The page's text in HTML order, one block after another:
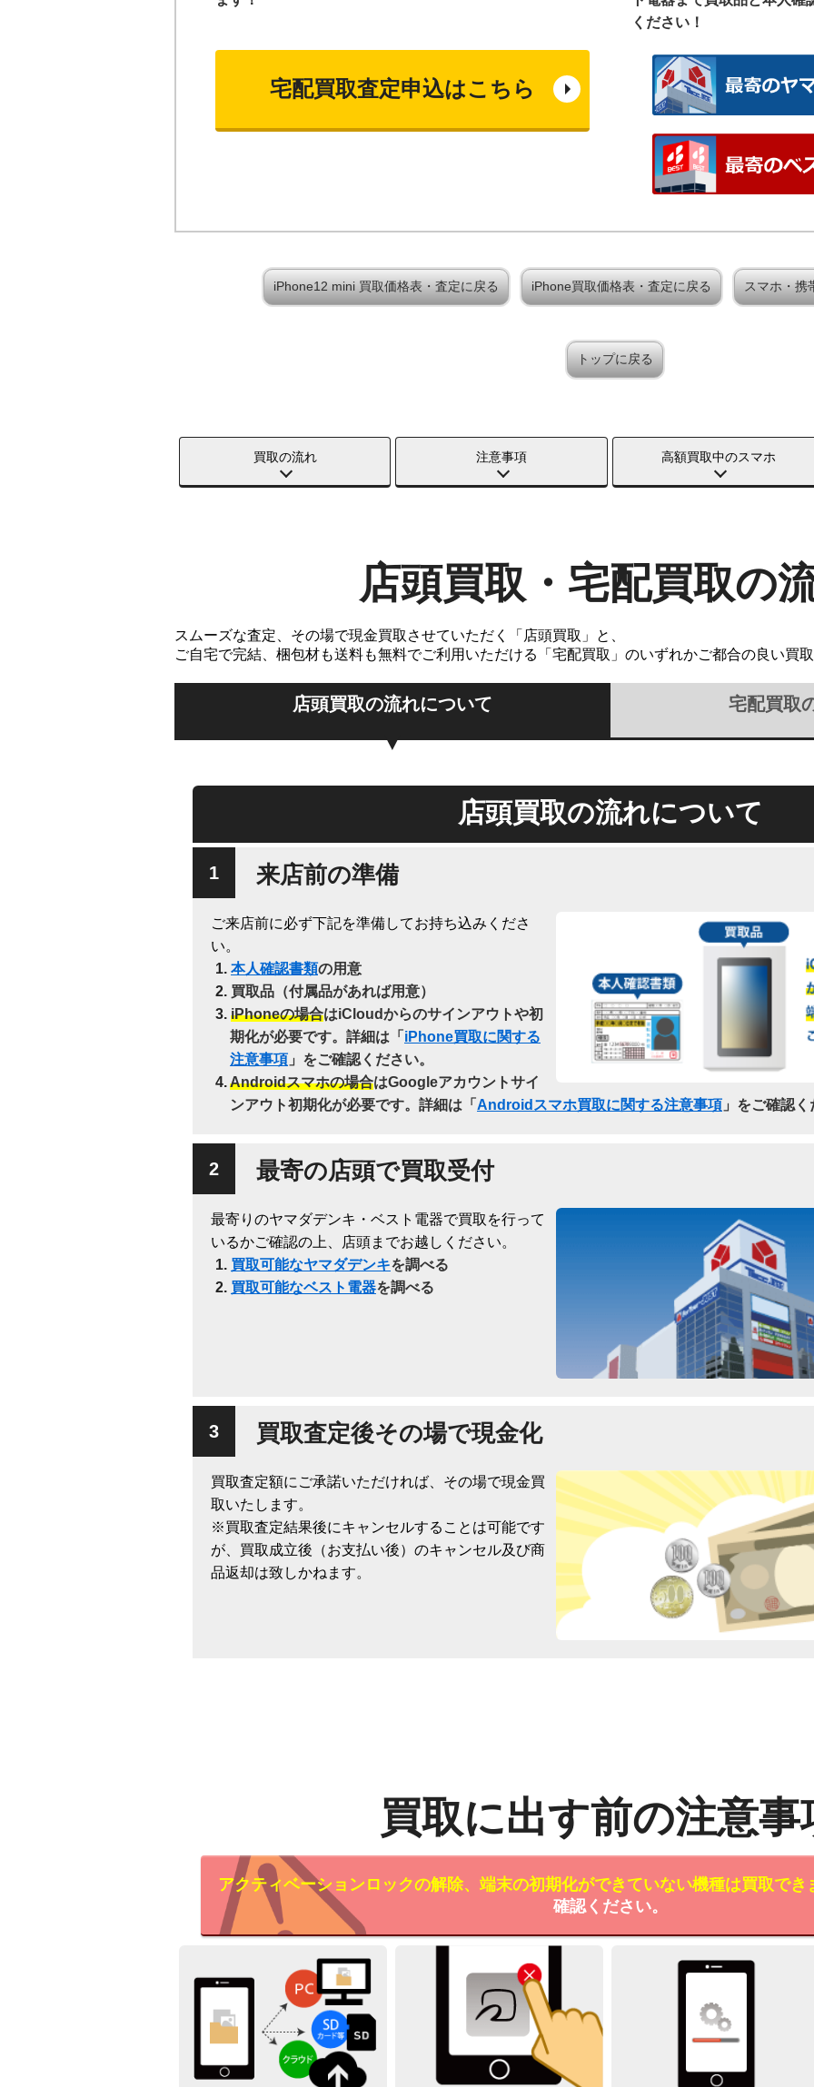
宅配買取査定申込はこちら
ください！
iPhone12 mini 買取価格表・査定に戻る iPhone買取価格表・査定に戻る スマホ・携
トップに戻る
買取の流れ 注意事項 高額買取中のスマホ
店頭買取・宅配買取の
スムーズな査定、その場で現金買取させていただく「店頭買取」と、
ご自宅で完結、梱包材も送料も無料でご利用いただける「宅配買取」のいずれかご都合の良い買
店頭買取の流れについて 宅配買取
店頭買取の流れについて
来店前の準備
ご来店前に必ず下記を準備してお持ち込みくださ
い。
本人確認書類の用意
買取品（付属品があれば用意）
iPhoneの場合はiCloudからのサインアウトや初
期化が必要です。詳細は「 iPhone買取に関する
注意事項 」をご確認ください。
Androidスマホの場合はGoogleアカウントサイ
ンアウト初期化が必要です。詳細は「 Androidスマホ買取に関する注意事項 」をご確認
最寄の店頭で買取受付
最寄りのヤマダデンキ・ベスト電器で買取を行って
いるかご確認の上、店頭までお越しください。
買取可能なヤマダデンキを調べる
買取可能なベスト電器を調べる
買取査定後その場で現金化
買取査定額にご承諾いただければ、その場で現金買
取いたします。
※買取査定結果後にキャンセルすることは可能です
が、買取成立後（お支払い後）のキャンセル及び商
品返却は致しかねます。
買取に出す前の注意事
アクティベーションロックの解除、端末の初期化ができていない機種は買取でき
確認ください。